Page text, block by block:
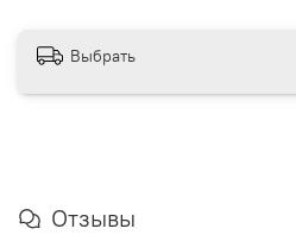
Выбрать
Отзывы